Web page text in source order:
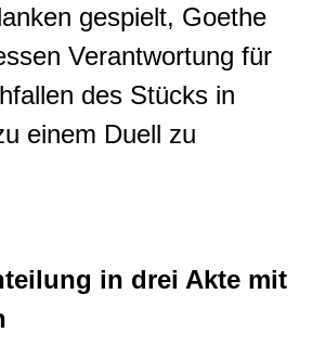
gespielt, Goethe
Verantwortung für
des Stücks in
einem Duell zu
in drei Akte mit